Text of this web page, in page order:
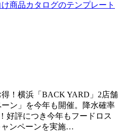
商品カタログのテンプレート
！横浜「BACK YARD」2店舗
ン」を今年も開催。降水確率
好評につき今年もフードロス
ンペーンを実施…